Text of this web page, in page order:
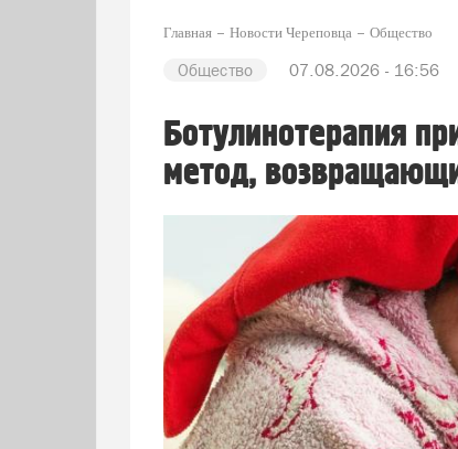
Главная Новости Череповца Общество
Общество 07.08.2026 - 16:56
Ботулинотерапия
метод,